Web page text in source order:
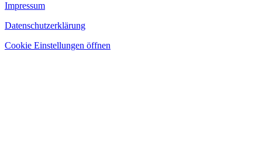
Impressum
Datenschutzerklärung
Cookie Einstellungen öffnen